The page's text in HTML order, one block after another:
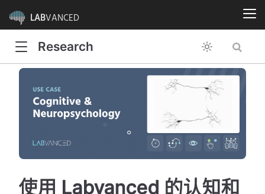
LABVANCED
Research
使用 Labvanced 的认知和